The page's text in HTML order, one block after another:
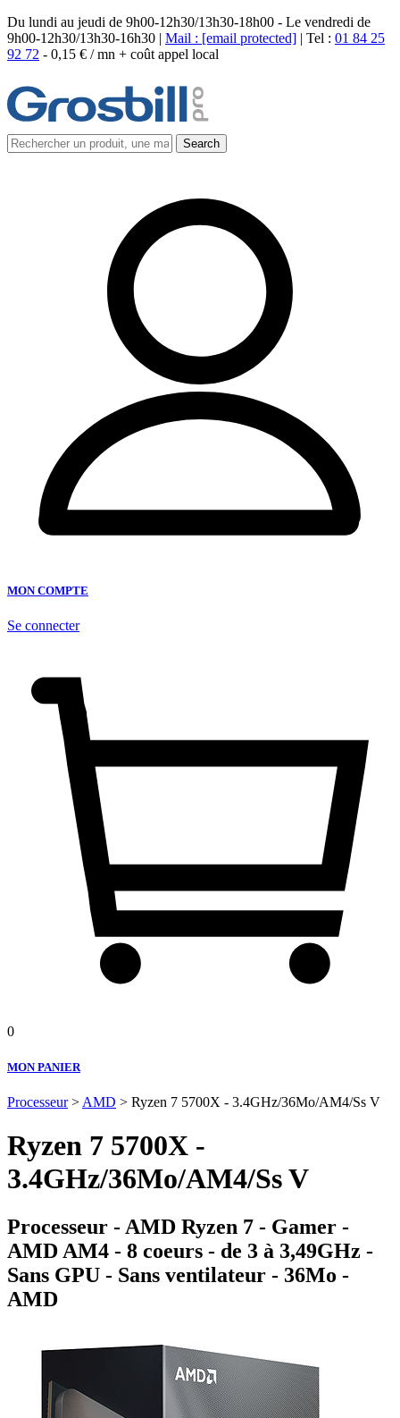
Du lundi au jeudi de 9h00-12h30/13h30-18h00 - Le vendredi de
9h00-12h30/13h30-16h30 | Mail : [email protected] | Tel : 01 84 25
92 72 - 0,15 € / mn + coût appel local
MON COMPTE
Se connecter
0
MON PANIER
Processeur> AMD > Ryzen 7 5700X - 3.4GHz/36Mo/AM4/Ss V
Ryzen 7 5700X -
3.4GHz/36Mo/AM4/Ss V
Processeur - AMD Ryzen 7 - Gamer -
AMD AM4 - 8 coeurs - de 3 à 3,49GHz -
Sans GPU - Sans ventilateur - 36Mo -
AMD